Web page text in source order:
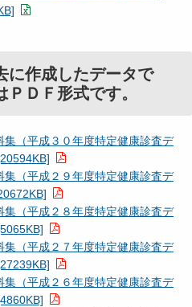
作成したデータで
ＤＦ形式です。
（平成３０年度特定健康診査デ
（平成２９年度特定健康診査デ
（平成２８年度特定健康診査デ
（平成２７年度特定健康診査デ
（平成２６年度特定健康診査デ